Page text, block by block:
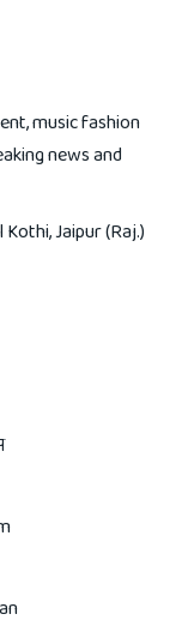
music fashion
news and
Jaipur (Raj.)